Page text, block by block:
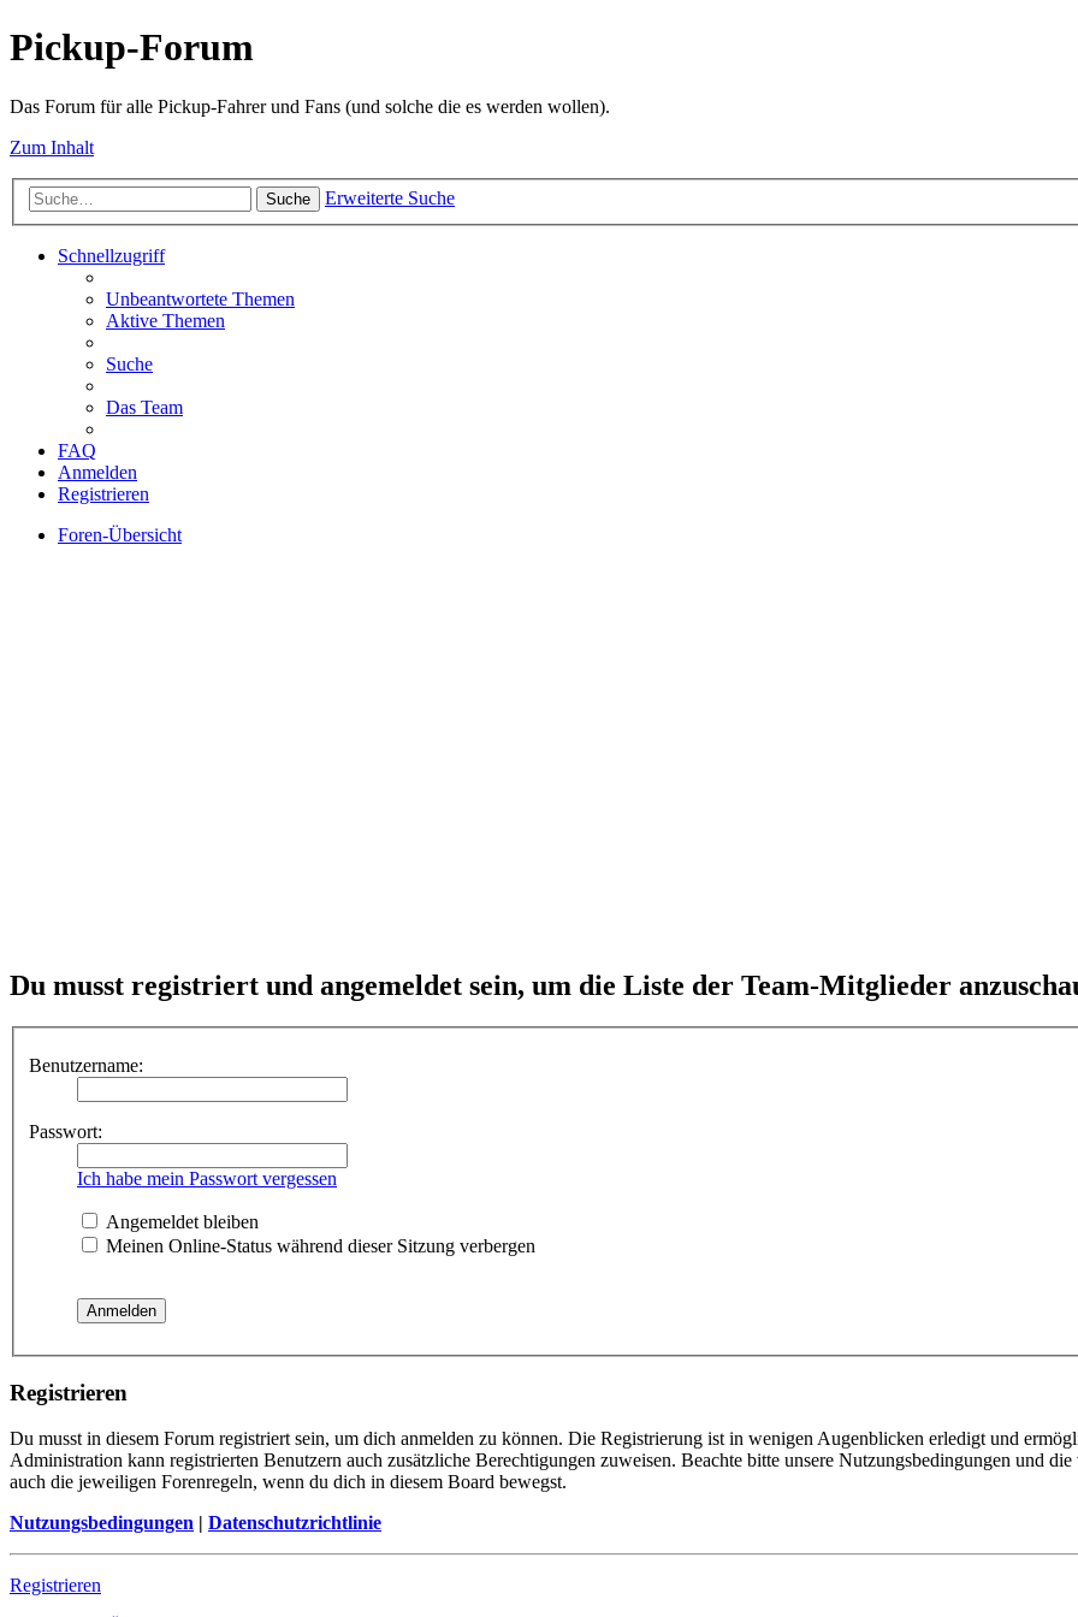
Pickup-Forum
Das Forum für alle Pickup-Fahrer und Fans (und solche die es werden wollen).
Zum Inhalt
Suche Erweiterte Suche
Schnellzugriff
Unbeantwortete Themen
Aktive Themen
Suche
Das Team
FAQ
Anmelden
Registrieren
Foren-Übersicht
Du musst registriert und angemeldet sein, um die Liste der Team-Mitglieder
Benutzername:
Passwort:
Ich habe mein Passwort vergessen
Angemeldet bleiben
Meinen Online-Status während dieser Sitzung verbergen
Registrieren
Du musst in diesem Forum registriert sein, um dich anmelden zu können. Die Registrierung ist in wenigen Augenblicken erledigt und
Administration kann registrierten Benutzern auch zusätzliche Berechtigungen zuweisen. Beachte bitte unsere Nutzungsbedingungen und
auch die jeweiligen Forenregeln, wenn du dich in diesem Board bewegst.
Nutzungsbedingungen | Datenschutzrichtlinie
Registrieren